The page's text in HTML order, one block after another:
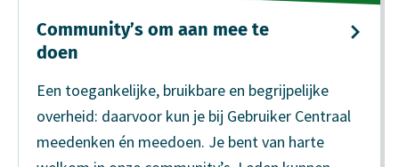
Community’s om aan mee te
doen
Een toegankelijke, bruikbare en begrijpelijke
overheid: daarvoor kun je bij Gebruiker Centraal
meedenken én meedoen. Je bent van harte